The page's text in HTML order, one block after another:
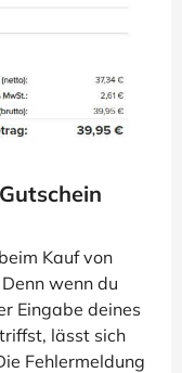
Kauf von
wenn du
Eingabe deines
triffst, lässt sich
Fehlermeldung